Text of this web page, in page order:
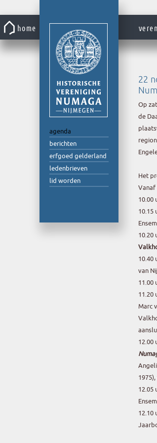
naar
de
inhoud
agenda
berichten
erfgoed gelderland
ledenbrieven
lid worden
home
22
Op
de
Het
Vanaf
10.00
10.15
10.20
10.40
van
11.00
11.20
Marc
12.00
12.05
12.10